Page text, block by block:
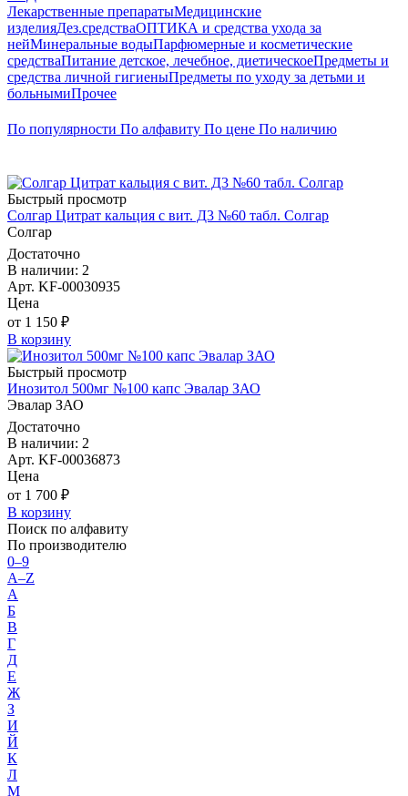
Лекарственные препаратыМедицинские
изделияДез.средстваОПТИКА и средства ухода за
нейМинеральные водыПарфюмерные и косметические
средстваПитание детское, лечебное, диетическоеПредметы и
средства личной гигиеныПредметы по уходу за детьми и
больнымиПрочее
По популярности По алфавиту По цене По наличию
Быстрый просмотр
Солгар Цитрат кальция с вит. Д3 №60 табл. Солгар
Солгар
Достаточно
В наличии: 2
Арт. KF-00030935
Цена
от 1 150 ₽
В корзину
Быстрый просмотр
Инозитол 500мг №100 капс Эвалар ЗАО
Эвалар ЗАО
Достаточно
В наличии: 2
Арт. KF-00036873
Цена
от 1 700 ₽
В корзину
Поиск по алфавиту
По производителю
0–9
A–Z
А
Б
В
Г
Д
Е
Ж
З
И
Й
К
Л
М